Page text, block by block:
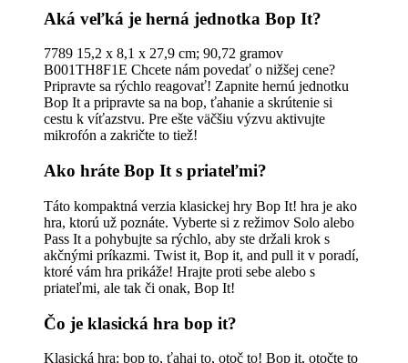
Aká veľká je herná jednotka Bop It?
7789 15,2 x 8,1 x 27,9 cm; 90,72 gramov
B001TH8F1E Chcete nám povedať o nižšej cene?
Pripravte sa rýchlo reagovať! Zapnite hernú jednotku
Bop It a pripravte sa na bop, ťahanie a skrútenie si
cestu k víťazstvu. Pre ešte väčšiu výzvu aktivujte
mikrofón a zakričte to tiež!
Ako hráte Bop It s priateľmi?
Táto kompaktná verzia klasickej hry Bop It! hra je ako
hra, ktorú už poznáte. Vyberte si z režimov Solo alebo
Pass It a pohybujte sa rýchlo, aby ste držali krok s
akčnými príkazmi. Twist it, Bop it, and pull it v poradí,
ktoré vám hra prikáže! Hrajte proti sebe alebo s
priateľmi, ale tak či onak, Bop It!
Čo je klasická hra bop it?
Klasická hra: bop to, ťahaj to, otoč to! Bop it, otočte to